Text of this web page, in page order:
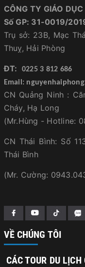
CÔNG TY GIÁO
Số GP: 31-0019/
Trụ sở: 23B, Mạc
Thuỵ, Hải Phòng
ĐT:
0225 3 812 686
Email:
CN Quảng Ninh :
Cháy, Hạ Long
(Mr.Hùng - Hotline:
CN Thái Bình: Số
Thái Bình
(Mr. Cường:
VỀ CHÚNG TÔI
CÁC TOUR DU